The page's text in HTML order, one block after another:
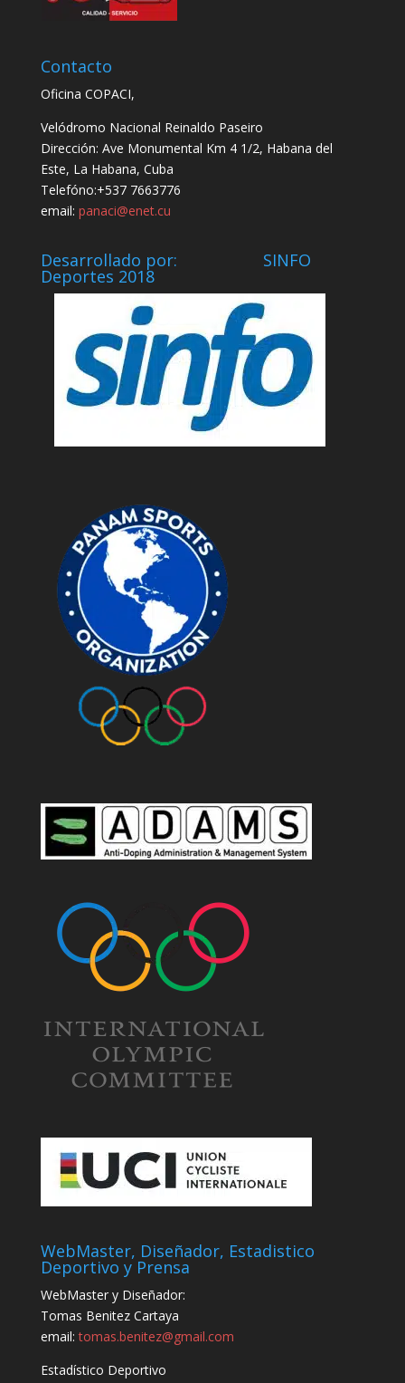
Contacto
Oficina COPACI,
Velódromo Nacional Reinaldo Paseiro
Dirección: Ave Monumental Km 4 1/2, Habana del
Este, La Habana, Cuba
Telefóno:+537 7663776
email: panaci@enet.cu
Desarrollado por: SINFO
Deportes 2018
WebMaster, Diseñador, Estadistico
Deportivo y Prensa
WebMaster y Diseñador:
Tomas Benitez Cartaya
email:tomas.benitez@gmail.com
Estadístico Deportivo